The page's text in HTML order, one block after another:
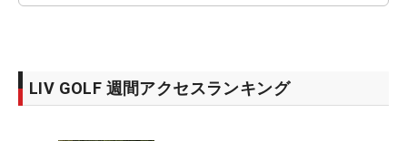
LIV GOLF 週間アクセスランキング